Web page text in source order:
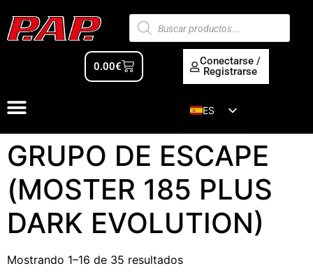
0.00€
Conectarse /
Registrarse
ES
EN
GRUPO DE ESCAPE
(MOSTER 185 PLUS
DARK EVOLUTION)
Mostrando 1–16 de 35 resultados